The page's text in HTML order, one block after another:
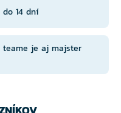
14 dní
teame je aj majster